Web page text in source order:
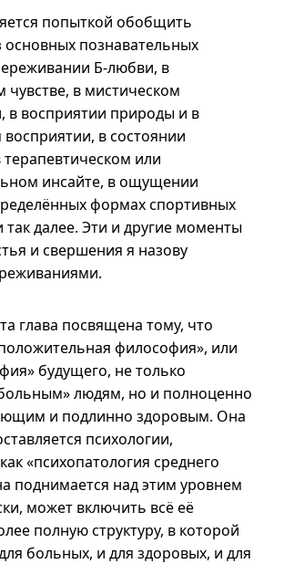
попыткой обобщить
основных познавательных
Б-любви, в
чувстве, в мистическом
в восприятии природы и в
восприятии, в состоянии
терапевтическом или
инсайте, в ощущении
формах спортивных
далее. Эти и другие моменты
и свершения я назову
глава посвящена тому, что
философия», или
будущего, не только
людям, но и полноценно
и подлинно здоровым. Она
психологии,
«психопатология среднего
поднимается над этим уровнем
может включить всё её
полную структуру, в которой
больных, и для здоровых, и для